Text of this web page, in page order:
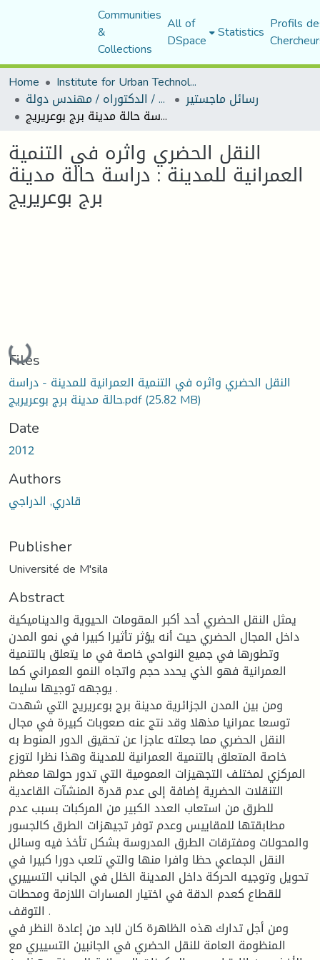
Communities
&
Collections
All of
DSpace Statistics Profils
Home
Institute for Urban Technology Management
رسائل ماجستير / الدكتوراه / مهندس دولة رسائل ماجستير
النقل الحضري واثره في التنمية العمرانية للمدينة : دراسة حالة مدينة برج بوعريريج
النقل الحضري واثره في التنمية
العمرانية للمدينة : دراسة حالة مدينة
برج بوعريريج
Loading...
Files
النقل الحضري واثره في التنمية العمرانية للمدينة - دراسة
حالة مدينة برج بوعريريج.pdf(25.82 MB)
Date
2012
Authors
قادري, الدراجي
Publisher
Université de M'sila
Abstract
يمثل النقل الحضري أحد أكبر المقومات الحيوية والديناميكية
داخل المجال الحضري حيث أنه يؤثر تأثيرا كبيرا في نمو المدن
وتطورها في جميع النواحي خاصة في ما يتعلق بالتنمية
العمرانية فهو الذي يحدد حجم واتجاه النمو العمراني كما
يوجهه توجيها سليما .
ومن بين المدن الجزائرية مدينة برج بوعريريج التي شهدت
توسعا عمرانيا مذهلا وقد نتج عنه صعوبات كبيرة في مجال
النقل الحضري مما جعلته عاجزا عن تحقيق الدور المنوط به
خاصة المتعلق بالتنمية العمرانية للمدينة وهذا نظرا لتوزع
المركزي لمختلف التجهيزات العمومية التي تدور حولها معظم
التنقلات الحضرية إضافة إلى عدم قدرة المنشآت القاعدية
للطرق من استعاب العدد الكبير من المركبات بسبب عدم
مطابقتها للمقاييس وعدم توفر تجيهزات الطرق كالجسور
والمحولات ومفترقات الطرق المدروسة بشكل تأخذ فيه وسائل
النقل الجماعي حظا وافرا منها والتي تلعب دورا كبيرا في
تحويل وتوجيه الحركة داخل المدينة الخلل في الجانب التسييري
للقطاع كعدم الدقة في اختيار المسارات اللازمة ومحطات
التوقف .
ومن أجل تدارك هذه الظاهرة كان لابد من إعادة النظر في
المنظومة العامة للنقل الحضري في الجانبين التسييري مع